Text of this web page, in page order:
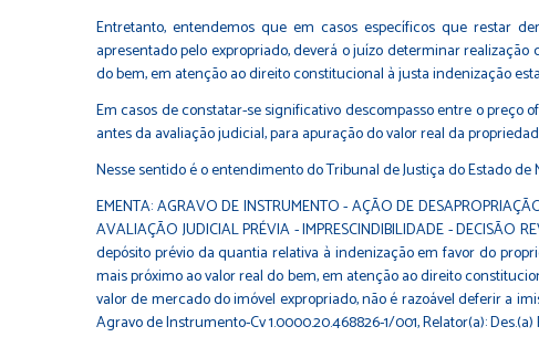
Entretanto, entendemos que em casos específicos que restar
apresentado pelo expropriado, deverá o juízo determinar
do bem, em atenção ao direito constitucional à justa indenização
Em casos de constatar-se significativo descompasso entre o preço
antes da avaliação judicial, para apuração do valor real da
Nesse sentido é o entendimento do Tribunal de Justiça do Estado de
EMENTA: AGRAVO DE INSTRUMENTO - AÇÃO DE
AVALIAÇÃO JUDICIAL PRÉVIA - IMPRESCINDIBILIDADE -
depósito prévio da quantia relativa à indenização em favor do
mais próximo ao valor real do bem, em atenção ao direito
valor de mercado do imóvel expropriado, não é razoável deferir a
Agravo de Instrumento-Cv 1.0000.20.468826-1/001, Relator(a):